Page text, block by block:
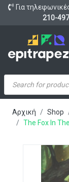
Για
210-
Products
search
Αρχική Shop
The Fox In